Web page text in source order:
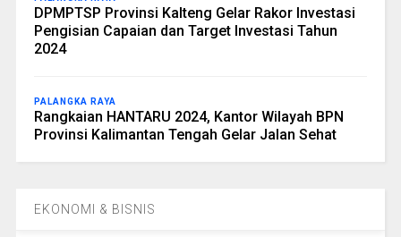
DPMPTSP Provinsi Kalteng Gelar Rakor Investasi
Pengisian Capaian dan Target Investasi Tahun
2024
PALANGKA RAYA
Rangkaian HANTARU 2024, Kantor Wilayah BPN
Provinsi Kalimantan Tengah Gelar Jalan Sehat
EKONOMI & BISNIS